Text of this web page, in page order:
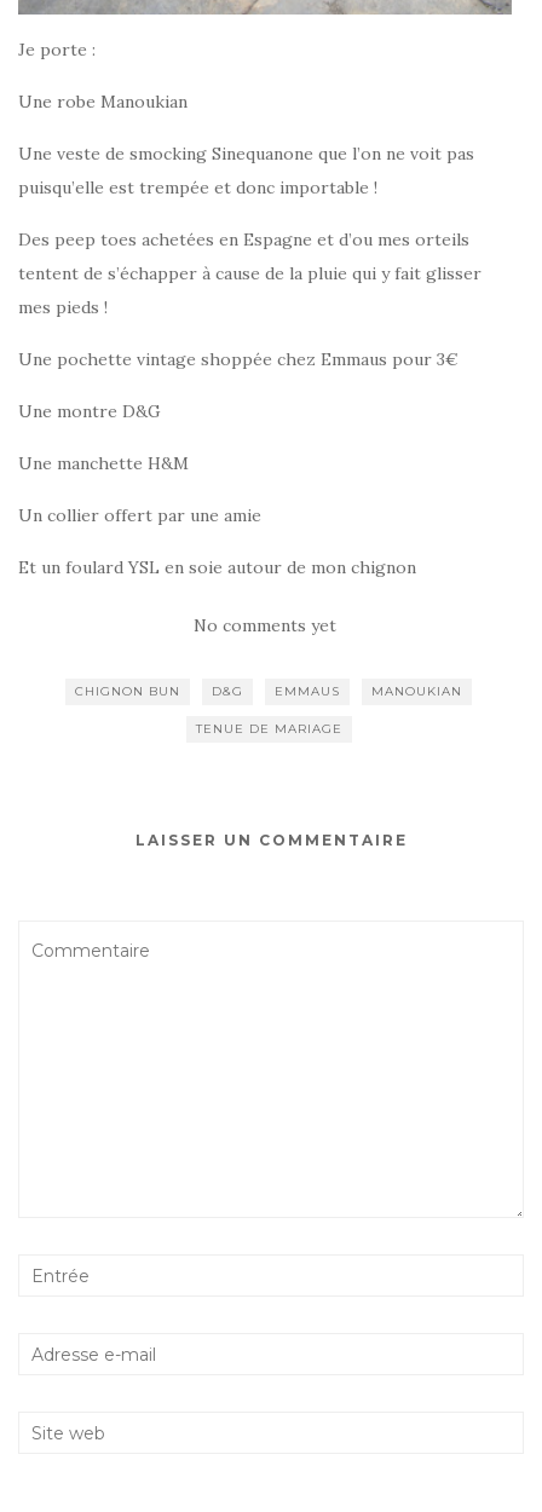
Je porte :
Une robe Manoukian
Une veste de smocking Sinequanone que l’on ne voit pas
puisqu’elle est trempée et donc importable !
Des peep toes achetées en Espagne et d’ou mes orteils
tentent de s’échapper à cause de la pluie qui y fait glisser
mes pieds !
Une pochette vintage shoppée chez Emmaus pour 3€
Une montre D&G
Une manchette H&M
Un collier offert par une amie
Et un foulard YSL en soie autour de mon chignon
No comments yet
CHIGNON BUN D&G EMMAUS MANOUKIAN
TENUE DE MARIAGE
LAISSER UN COMMENTAIRE